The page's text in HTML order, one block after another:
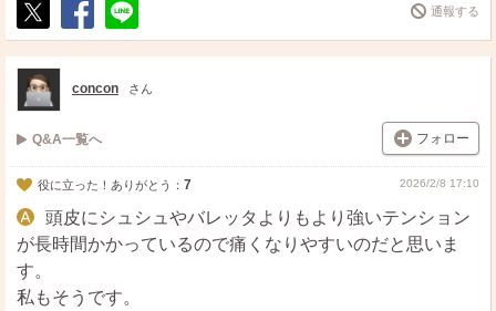
ポ
ス
ト
シ
ェ
送
る
通報する
concon さん
Q&A一覧へ フォロー
役に立った！ありがとう： 7 2026/2/8 17:10
頭皮にシュシュやバレッタよりもより強いテンション
が長時間かかっているので痛くなりやすいのだと思いま
す。
私もそうです。